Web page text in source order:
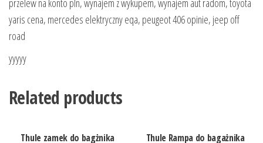
yaris cena, mercedes elektryczny eqa, peugeot 406 opinie, jeep off
road
yyyyy
Related products
Thule zamek do bagżnika Thule Rampa do bagażnika